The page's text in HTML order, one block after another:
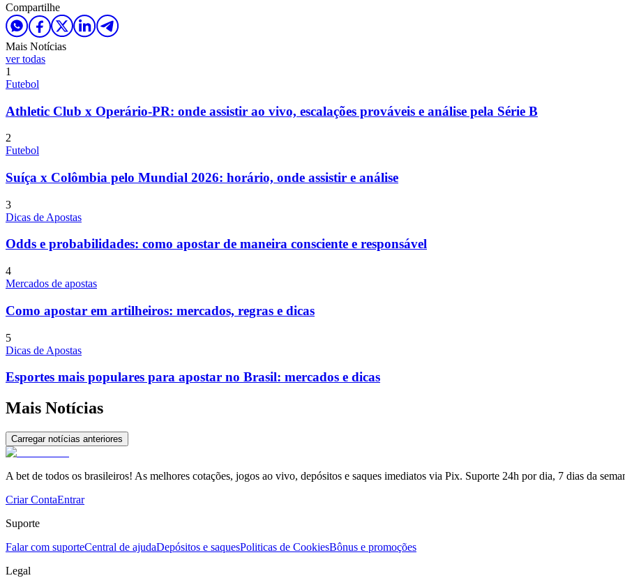
Compartilhe
Mais Notícias
ver todas
1
Futebol
Athletic Club x Operário-PR: onde assistir ao vivo, escalações prováveis e análise pela Série B
2
Futebol
Suíça x Colômbia pelo Mundial 2026: horário, onde assistir e análise
3
Dicas de Apostas
Odds e probabilidades: como apostar de maneira consciente e responsável
4
Mercados de apostas
Como apostar em artilheiros: mercados, regras e dicas
5
Dicas de Apostas
Esportes mais populares para apostar no Brasil: mercados e dicas
Mais Notícias
Carregar notícias anteriores
A bet de todos os brasileiros! As melhores cotações, jogos ao vivo, depósitos e saques imediatos via Pix. Suporte 24h por dia, 7 dias da
Criar ContaEntrar
Suporte
Falar com suporteCentral de ajudaDepósitos e saquesPoliticas de CookiesBônus e promoções
Legal